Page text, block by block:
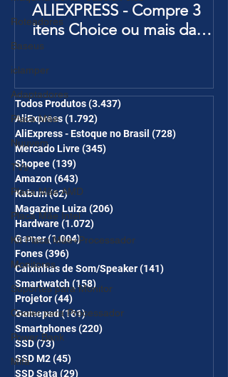
Roteadores
Baseus
iclamper
Adaptadores
Placa Mãe
Nuuvem
TVs
Placa Mãe AMD
Placa Mãe Intel
Kit Placa Mãe+Processador
Monitores
Suportes para Monitor
Cooler para Processador
Power Bank
Mifa
ALIEXPRESS - Compre 3
itens Choice ou mais da
Página de Promoções e
Ganhe Frete Grátis(R$10 de
desc em 6 itens/R$25 de
desc em 10 itens) OS
CUPONS SÃO VÁLIDOS NO
COMBO
Todos Produtos(3.437)
AliExpress(1.792)
AliExpress - Estoque no Brasil (728)
Mercado Livre(345)
Shopee(139)
Amazon(643)
Kabum(62)62 posts
Magazine Luiza (206)
Hardware(1.072)
Gamer(1.004)1.004 posts
Fones(396)
Caixinhas de Som/Speaker(141)
Smartwatch(158) 158 posts
Projetor(44)
Gamepad(161)161 posts
Smartphones(220)
SSD(73) 73 posts
SSD M2(45)
SSD Sata (29)